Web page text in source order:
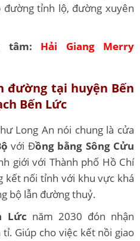
đường tỉnh lộ, đường xuyên
tâm:
Hải Giang Merry
đường tại huyện Bến
Bến Lức
Long An nói chung là cửa
với Đồng bằng Sông Cửu
giới với Thành phố Hồ Chí
kết nối tỉnh với khu vực khá
bộ lẫn đường thuỷ.
Lức năm 2030 đón nhận
Giúp cho việc kết nồi giao